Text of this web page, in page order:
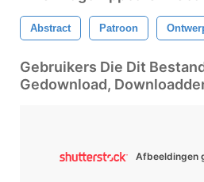
Abstract Patroon
Gebruikers Die Dit
Gedownload,
Afbeeldingen